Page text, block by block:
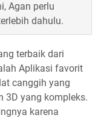
Agan perlu
dahulu.
terbaik dari
Aplikasi favorit
canggih yang
3D yang kompleks.
karena